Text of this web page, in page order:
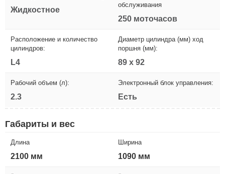
Жидкостное
обслуживания
250 моточасов
Расположение и количество
цилиндров:
L4
Диаметр цилиндра (мм) ход
поршня (мм):
89 х 92
Рабочий объем (л):
2.3
Электронный блок управления:
Есть
Габариты и вес
Длина
2100 мм
Ширина
1090 мм